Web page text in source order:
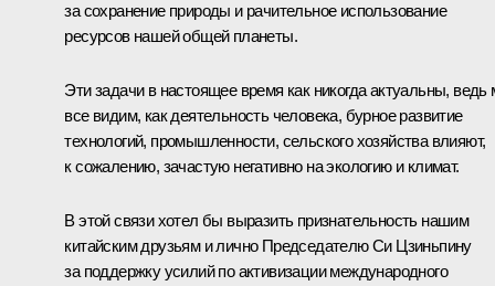
за сохранение природы и рачительное использование
ресурсов нашей общей планеты.
Эти задачи в настоящее время как никогда актуальны,
все видим, как деятельность человека, бурное развитие
технологий, промышленности, сельского хозяйства влияют,
к сожалению, зачастую негативно на экологию и климат.
В этой связи хотел бы выразить признательность нашим
китайским друзьям и лично Председателю Си Цзиньпину
за поддержку усилий по активизации международного